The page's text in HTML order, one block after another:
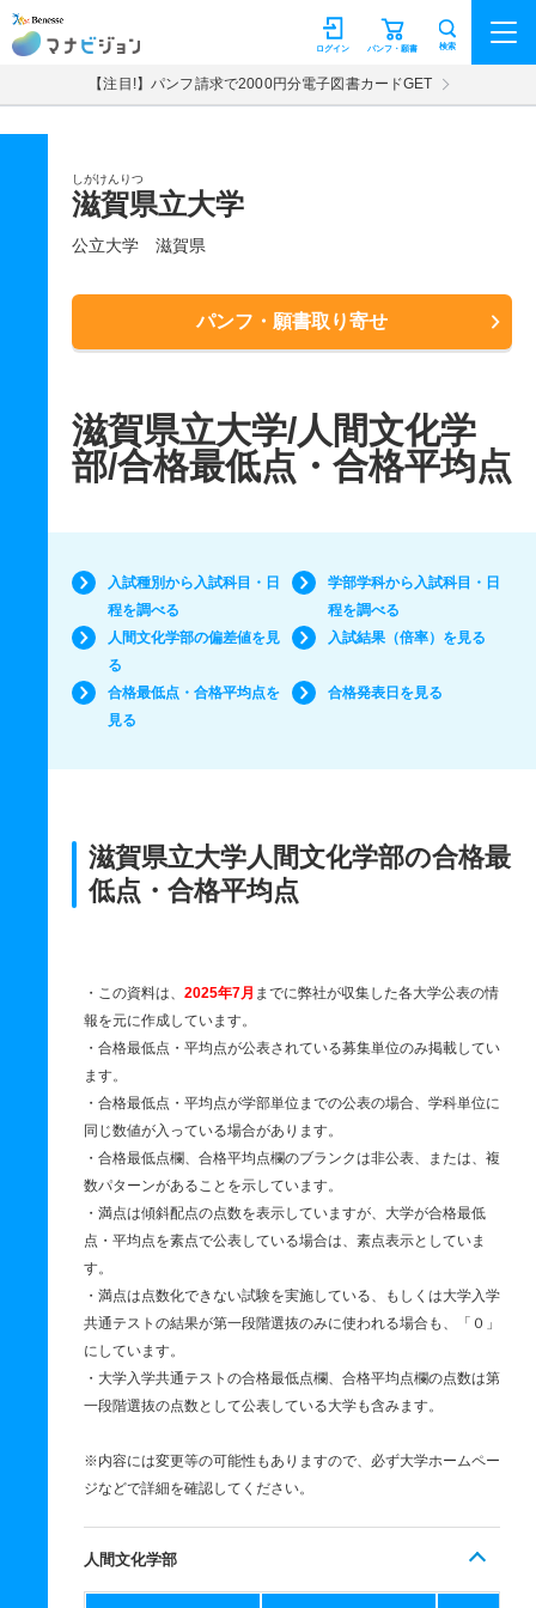
マナビジョン パンフ・願書
ログイン 検索
【注目!】パンフ請求で2000円分電子図書カードGET
しがけんりつ
滋賀県立大学
公立大学 滋賀県
パンフ・願書取り寄せ
滋賀県立大学/人間文化学
部/合格最低点・合格平均点
入試種別から入試科目・日
程を調べる
学部学科から入試科目・日
程を調べる
人間文化学部の偏差値を見
る
入試結果（倍率）を見る
合格最低点・合格平均点を
見る
合格発表日を見る
滋賀県立大学人間文化学部の合格最
低点・合格平均点
・この資料は、 2025年7月 までに弊社が収集した各大学公表の情
報を元に作成しています。
・合格最低点・平均点が公表されている募集単位のみ掲載してい
ます。
・合格最低点・平均点が学部単位までの公表の場合、学科単位に
同じ数値が入っている場合があります。
・合格最低点欄、合格平均点欄のブランクは非公表、または、複
数パターンがあることを示しています。
・満点は傾斜配点の点数を表示していますが、大学が合格最低
点・平均点を素点で公表している場合は、素点表示としていま
す。
・満点は点数化できない試験を実施している、もしくは大学入学
共通テストの結果が第一段階選抜のみに使われる場合も、「０」
にしています。
・大学入学共通テストの合格最低点欄、合格平均点欄の点数は第
一段階選抜の点数として公表している大学も含みます。
※内容には変更等の可能性もありますので、必ず大学ホームペー
ジなどで詳細を確認してください。
人間文化学部